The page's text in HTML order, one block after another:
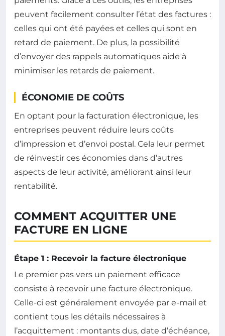
peuvent facilement consulter l’état des factures :
celles qui ont été payées et celles qui sont en
retard de paiement. De plus, la possibilité
d’envoyer des rappels automatiques aide à
minimiser les retards de paiement.
ÉCONOMIE DE COÛTS
En optant pour la facturation électronique, les
entreprises peuvent réduire leurs coûts
d’impression et d’envoi postal. Cela leur permet
de réinvestir ces économies dans d’autres
aspects de leur activité, améliorant ainsi leur
rentabilité.
COMMENT ACQUITTER UNE
FACTURE EN LIGNE
Étape 1 : Recevoir la facture électronique
Le premier pas vers un paiement efficace
consiste à recevoir une facture électronique.
Celle-ci est généralement envoyée par e-mail et
contient tous les détails nécessaires à
l’acquittement : montants dus, date d’échéance,